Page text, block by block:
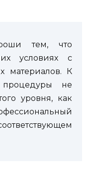
тем, что
условиях с
материалов. К
не
уровня, как